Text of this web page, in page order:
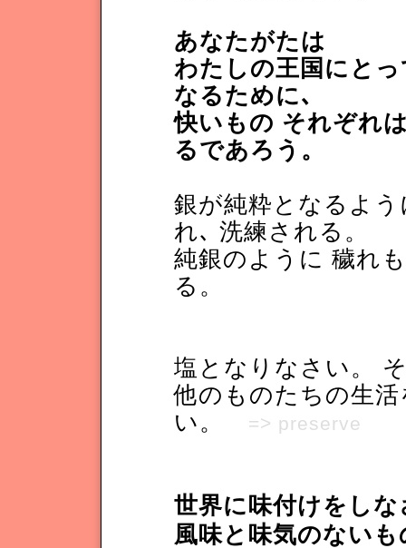
あなたがたは
わたしの王国にと
なるために､
快いもの それぞれ
るであろう。
銀が純粋となるよ
れ､ 洗練される。
純銀のように 穢れ
る。
塩となりなさい。
他のものたちの生
い。
=> preserve
世界に味付けをし
風味と味気のない